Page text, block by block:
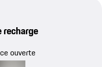
recharge
ouverte